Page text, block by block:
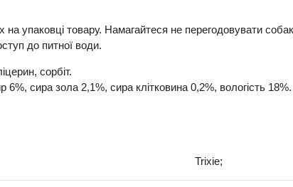
упаковці товару. Намагайтеся не перегодовувати
до питної води.
сорбіт.
6%, cира зола 2,1%, cира клітковина 0,2%, вологість 18%.
Trixie;